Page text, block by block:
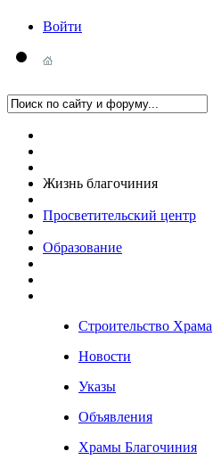
Войти
Жизнь благочиния
Просветительский центр
Образование
Строительство Храма
Новости
Указы
Объявления
Храмы Благочиния